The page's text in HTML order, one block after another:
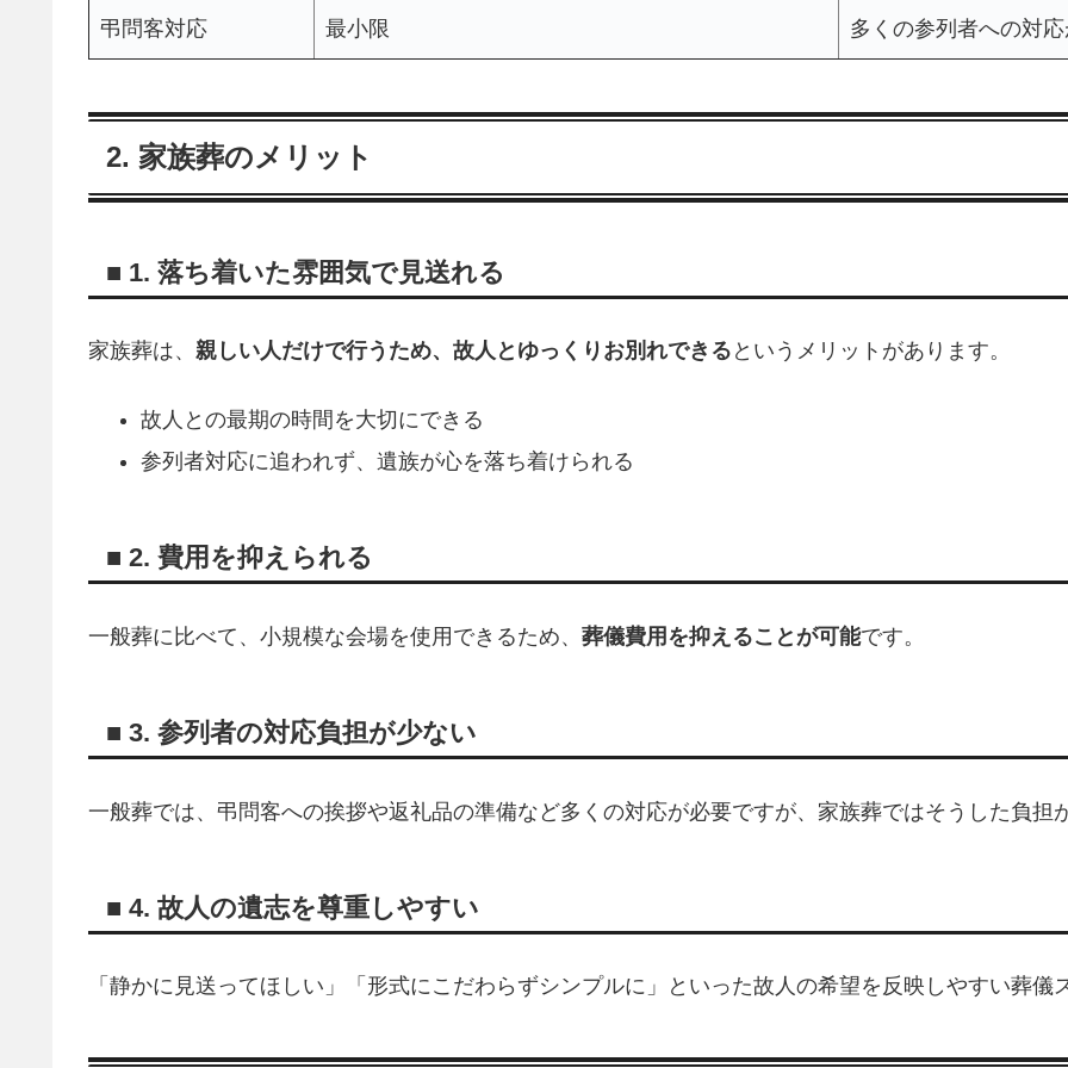
弔問客対応 最小限 多くの参列者への対
2. 家族葬のメリット
■ 1. 落ち着いた雰囲気で見送れる
家族葬は、 親しい人だけで行うため、故人とゆっくりお別れできる というメリットがあります。
故人との最期の時間を大切にできる
参列者対応に追われず、遺族が心を落ち着けられる
■ 2. 費用を抑えられる
一般葬に比べて、小規模な会場を使用できるため、 葬儀費用を抑えることが可能です。
■ 3. 参列者の対応負担が少ない
一般葬では、弔問客への挨拶や返礼品の準備など多くの対応が必要ですが、家族葬ではそうした負担
■ 4. 故人の遺志を尊重しやすい
「静かに見送ってほしい」「形式にこだわらずシンプルに」といった故人の希望を反映しやすい葬儀